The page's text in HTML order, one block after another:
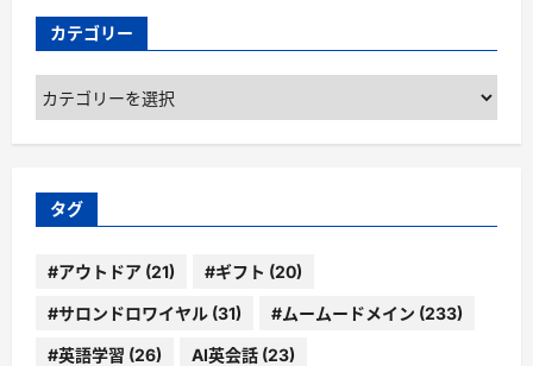
カテゴリー
カ
テ
ゴ
ー
タグ
#アウトドア (21) #ギフト (20)
#サロンドロワイヤル (31) #ムームードメイン (233)
#英語学習 (26) AI英会話 (23)